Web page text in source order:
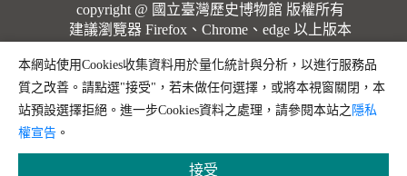
copyright @ 國立臺灣歷史博物館 版權所有
建議瀏覽器 Firefox、Chrome、edge 以上版本
本網站使用Cookies收集資料用於量化統計與分析，以進行服務品
質之改善。請點選"接受"，若未做任何選擇，或將本視窗關閉，本
站預設選擇拒絕。進一步Cookies資料之處理，請參閱本站之 隱私
權宣告 。
接受